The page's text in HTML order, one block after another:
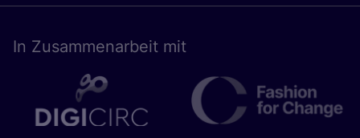
In Zusam­men­ar­beit mit